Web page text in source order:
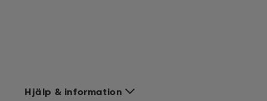
Hjälp & information